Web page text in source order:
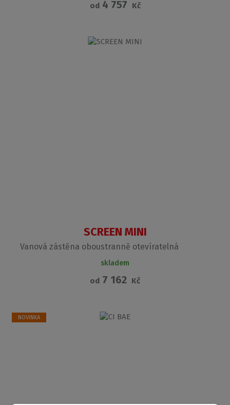
od4 757 Kč
SCREEN MINI
Vanová zástěna oboustranně otevíratelná
skladem
od 7 162 Kč
NOVINKA